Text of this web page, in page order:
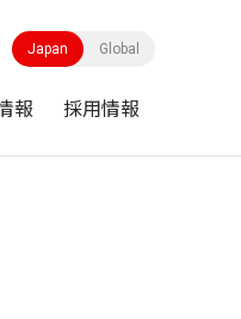
Japan Global
報 採用情報